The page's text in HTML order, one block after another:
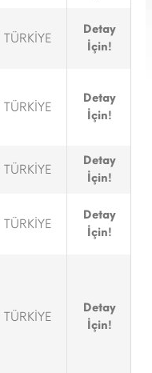
TÜRKİYE
Detay
İçin!
TÜRKİYE
Detay
İçin!
TÜRKİYE
Detay
İçin!
TÜRKİYE
Detay
İçin!
TÜRKİYE
Detay
İçin!